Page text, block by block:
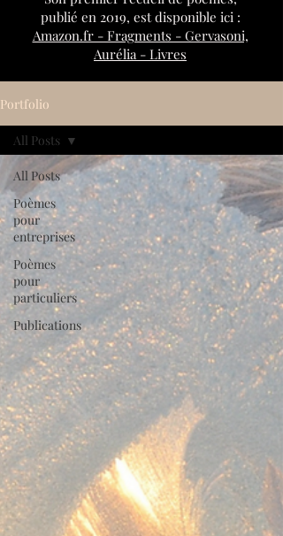
publié en 2019, est disponible ici :
Amazon.fr - Fragments - Gervasoni,
Aurélia - Livres
Portfolio
All Posts
Poèmes
pour
entreprises
Poèmes
pour
particuliers
Publications
All Posts